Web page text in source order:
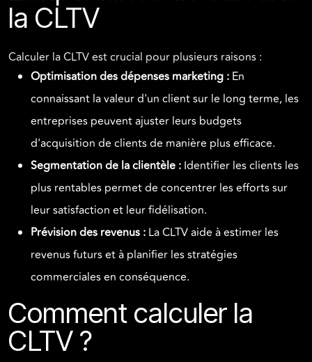
la CLTV
Calculer la CLTV est crucial pour plusieurs raisons :
Optimisation des dépenses marketing : En
connaissant la valeur d'un client sur le long terme, les
entreprises peuvent ajuster leurs budgets
d'acquisition de clients de manière plus efficace.
Segmentation de la clientèle : Identifier les clients les
plus rentables permet de concentrer les efforts sur
leur satisfaction et leur fidélisation.
Prévision des revenus : La CLTV aide à estimer les
revenus futurs et à planifier les stratégies
commerciales en conséquence.
Comment calculer la
CLTV ?